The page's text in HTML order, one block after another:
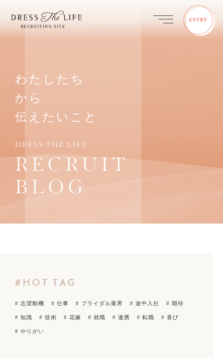
ENTRY
わたしたち
から
伝えたいこと
DRESS THE LIFE
RECRUIT
BLOG
#HOT TAG
# 志望動機 # 仕事 # ブライダル業界 # 途中入社 # 期待
# 知識 # 技術 # 花嫁 # 就職 # 連携 # 転職 # 喜び
# やりがい